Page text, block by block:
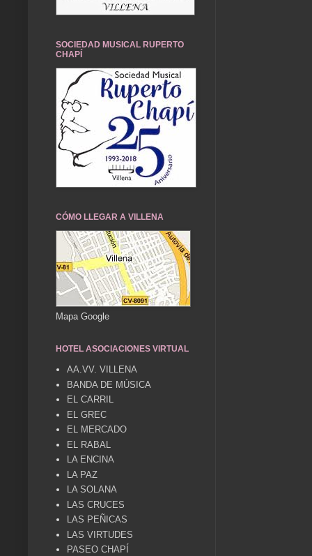
SOCIEDAD MUSICAL RUPERTO
CHAPÍ
CÓMO LLEGAR A VILLENA
Mapa Google
HOTEL ASOCIACIONES VIRTUAL
AA.VV. VILLENA
BANDA DE MÚSICA
EL CARRIL
EL GREC
EL MERCADO
EL RABAL
LA ENCINA
LA PAZ
LA SOLANA
LAS CRUCES
LAS PEÑICAS
LAS VIRTUDES
PASEO CHAPÍ